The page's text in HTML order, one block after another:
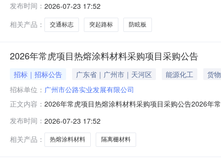
类型货物三、采购方式比选四、采购内容交通标志、防
税率可根据公司实际情况
发布时间： 2026-07-23 17:52
相关产品：
交通标志 突起路标 防眩板
2026年常虎项目热熔涂料材料采购项目采购公告
招标｜招标公告 广东省｜广州市｜天河区 能源化工
货物
招标单位： 广州市公路实业发展有限公司
正文内容： 2026年常虎项目热熔涂料材料采购项目采购公告2026年
总控制价为￥2938615.48元（税率13%），具体详见比
控制价的含税及不含税金
发布时间： 2026-07-23 17:52
相关产品：
热熔涂料材料 隔离栅材料